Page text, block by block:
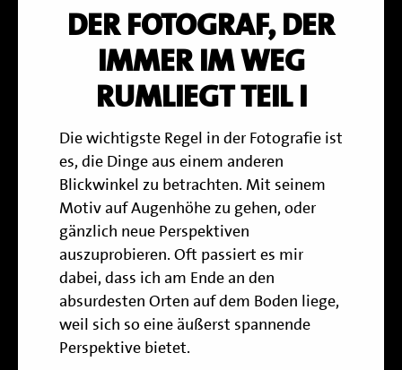
DER FOTOGRAF, DER
IMMER IM WEG
RUMLIEGT TEIL I
Die wichtigste Regel in der Fotografie ist
es, die Dinge aus einem anderen
Blickwinkel zu betrachten. Mit seinem
Motiv auf Augenhöhe zu gehen, oder
gänzlich neue Perspektiven
auszuprobieren. Oft passiert es mir
dabei, dass ich am Ende an den
absurdesten Orten auf dem Boden liege,
weil sich so eine äußerst spannende
Perspektive bietet.